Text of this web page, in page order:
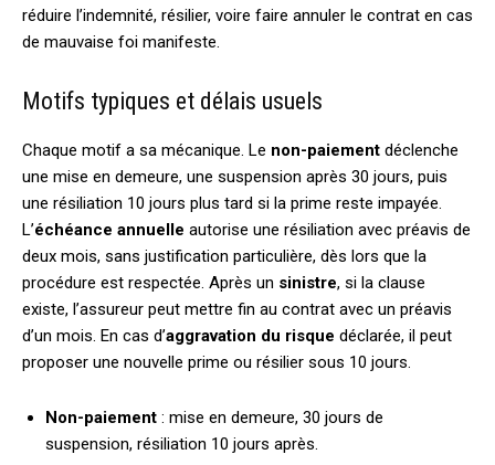
réduire l’indemnité, résilier, voire faire annuler le contrat en cas
de mauvaise foi manifeste.
Motifs typiques et délais usuels
Chaque motif a sa mécanique. Le non-paiement déclenche
une mise en demeure, une suspension après 30 jours, puis
une résiliation 10 jours plus tard si la prime reste impayée.
L’échéance annuelle autorise une résiliation avec préavis de
deux mois, sans justification particulière, dès lors que la
procédure est respectée. Après un sinistre, si la clause
existe, l’assureur peut mettre fin au contrat avec un préavis
d’un mois. En cas d’aggravation du risque déclarée, il peut
proposer une nouvelle prime ou résilier sous 10 jours.
Non-paiement : mise en demeure, 30 jours de
suspension, résiliation 10 jours après.